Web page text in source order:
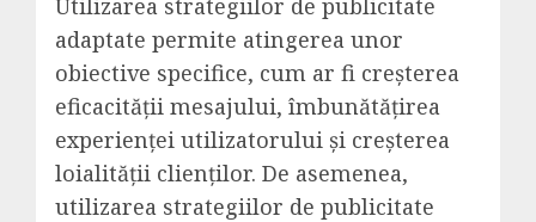
adaptate permite atingerea unor
obiective specifice, cum ar fi creșterea
eficacității mesajului, îmbunătățirea
experienței utilizatorului și creșterea
loialității clienților. De asemenea,
utilizarea strategiilor de publicitate